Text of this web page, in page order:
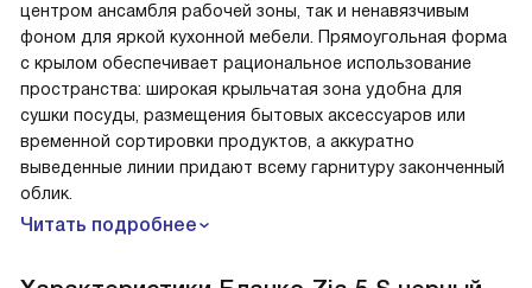
центром ансамбля рабочей зоны, так и ненавязчивым
фоном для яркой кухонной мебели. Прямоугольная форма
с крылом обеспечивает рациональное использование
пространства: широкая крыльчатая зона удобна для
сушки посуды, размещения бытовых аксессуаров или
временной сортировки продуктов, а аккуратно
выведенные линии придают всему гарнитуру законченный
облик.
Читать подробнее